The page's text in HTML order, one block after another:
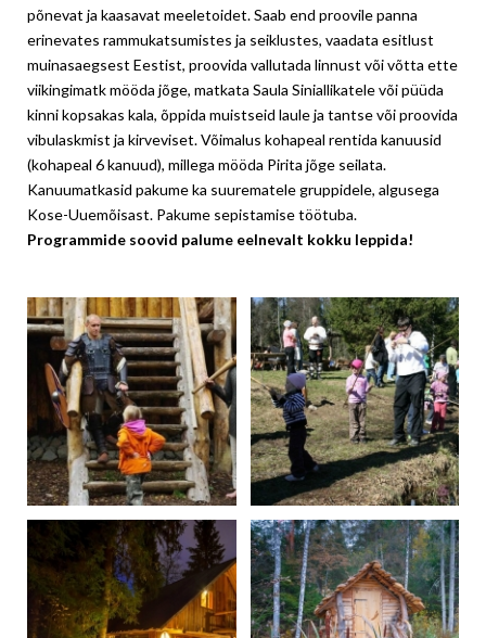
põnevat ja kaasavat meeletoidet. Saab end proovile panna
erinevates rammukatsumistes ja seiklustes, vaadata esitlust
muinasaegsest Eestist, proovida vallutada linnust või võtta ette
viikingimatk mööda jõge, matkata Saula Siniallikatele või püüda
kinni kopsakas kala, õppida muistseid laule ja tantse või proovida
vibulaskmist ja kirveviset.Võimalus kohapeal rentida kanuusid
(kohapeal 6 kanuud), millega mööda Pirita jõge seilata.
Kanuumatkasid pakume ka suurematele gruppidele, algusega
Kose-Uuemõisast. Pakume sepistamise töötuba.
Programmide soovid palume eelnevalt kokku leppida!